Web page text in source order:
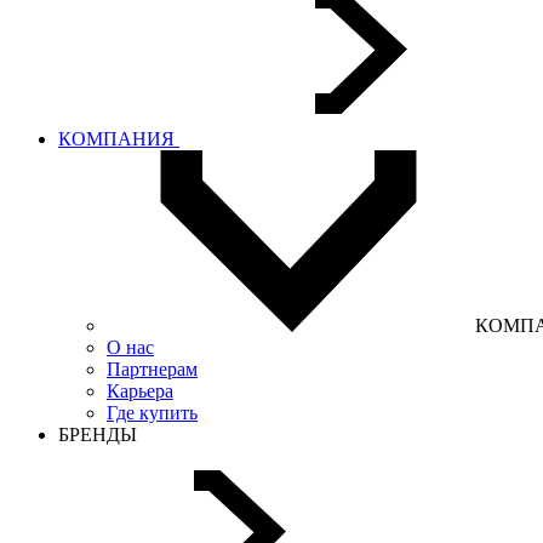
КОМПАНИЯ
О нас
Партнерам
Карьера
Где купить
БРЕНДЫ